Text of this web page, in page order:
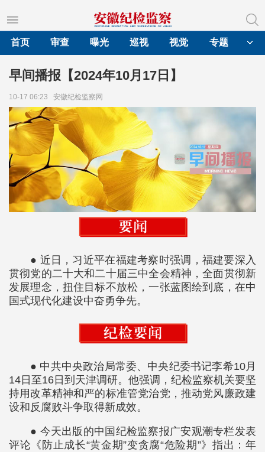
首页
审查 曝光 巡视 视觉 专题
早间播报【2024年10月17日】
10-17 06:23 安徽纪检监察网
● 近日，习近平在福建考察时强调，福建要深入
贯彻党的二十大和二十届三中全会精神，全面贯彻新
发展理念，扭住目标不放松，一张蓝图绘到底，在中
国式现代化建设中奋勇争先。
● 中共中央政治局常委、中央纪委书记李希10月
14日至16日到天津调研。他强调，纪检监察机关要坚
持用改革精神和严的标准管党治党，推动党风廉政建
设和反腐败斗争取得新成效。
● 今天出版的中国纪检监察报广安观潮专栏发表
评论《防止成长“黄金期”变贪腐“危险期”》指出：年